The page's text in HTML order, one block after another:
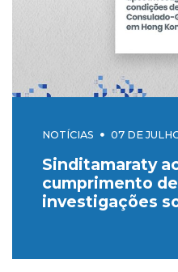
NOTÍCIAS 07 DE
Sinditamaraty
cumprimento
investigações